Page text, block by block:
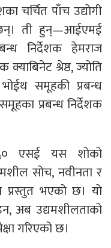
चर्चित पाँच उद्योगी
ती हुन्—आईएमई
निर्देशक हेमराज
श्रेष्ठ, ज्योति
समूहकी प्रबन्ध
प्रबन्ध निर्देशक
एसई यस शोको
सोच, नवीनता र
प्रस्तुत भएको छ। यो
अब उद्यमशीलताको
गरिएको छ।